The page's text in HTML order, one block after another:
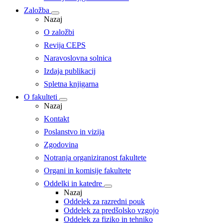
Založba
Nazaj
O založbi
Revija CEPS
Naravoslovna solnica
Izdaja publikacij
Spletna knjigarna
O fakulteti
Nazaj
Kontakt
Poslanstvo in vizija
Zgodovina
Notranja organiziranost fakultete
Organi in komisije fakultete
Oddelki in katedre
Nazaj
Oddelek za razredni pouk
Oddelek za predšolsko vzgojo
Oddelek za fiziko in tehniko